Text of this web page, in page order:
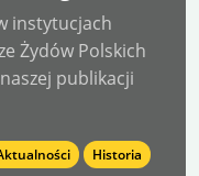
instytucjach
Żydów Polskich
publikacji
Historia